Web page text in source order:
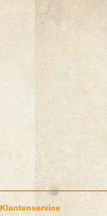
Klantenservice